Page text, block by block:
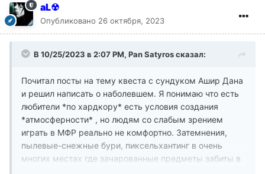
aL☢
Опубликовано 26 октября, 2023
В 10/25/2023 в 2:07 PM, Pan Satyrosсказал:
Почитал посты на тему квеста с сундуком Ашир Дана
и решил написать о наболевшем. Я понимаю что есть
любители *по хардкору* есть условия создания
*атмосферности* , но людям со слабым зрением
играть в МФР реально не комфортно. Затемнения,
пылевые-снежные бури, пиксельхантинг в очень
многих местах где зачарованные предметы забиты в